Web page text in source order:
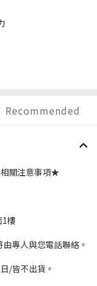
Recommended
關注意事項★
樓
專人與您電話聯絡。
/皆不出貨。